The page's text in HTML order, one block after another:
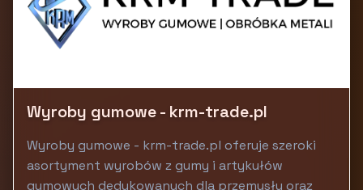
Wyroby gumowe - krm-trade.pl
Wyroby gumowe - krm-trade.pl oferuje szeroki
asortyment wyrobów z gumy i artykułów
gumowych dedykowanych dla przemysłu oraz